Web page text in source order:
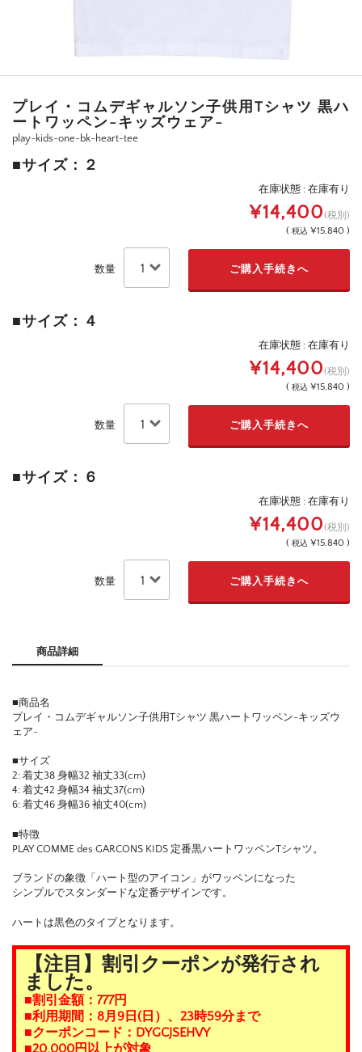
プレイ・コムデギャルソン子供用Tシャツ 黒ハ
ートワッペン-キッズウェア-
play-kids-one-bk-heart-tee
■サイズ：２
在庫状態 : 在庫有り
¥14,400(税別)
( 税込 ¥15,840 )
数量
■サイズ：４
在庫状態 : 在庫有り
¥14,400(税別)
( 税込 ¥15,840 )
数量
■サイズ：６
在庫状態 : 在庫有り
¥14,400(税別)
( 税込 ¥15,840 )
数量
商品詳細
■商品名
プレイ・コムデギャルソン子供用Tシャツ 黒ハートワッペン-キッズウ
ェア-
■サイズ
2: 着丈38 身幅32 袖丈33(cm)
4: 着丈42 身幅34 袖丈37(cm)
6: 着丈46 身幅36 袖丈40(cm)
■特徴
PLAY COMME des GARCONS KIDS 定番黒ハートワッペンTシャツ。
ブランドの象徴「ハート型のアイコン」がワッペンになった
シンプルでスタンダードな定番デザインです。
ハートは黒色のタイプとなります。
【注目】割引クーポンが発行され
ました。
■割引金額：777円
■利用期間：8月9日(日）、23時59分まで
■クーポンコード：DYGCJSEHVY
■20,000円以上が対象